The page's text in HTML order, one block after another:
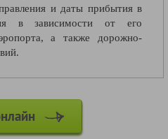
и даты прибытия в
в зависимости от его
а также дорожно-